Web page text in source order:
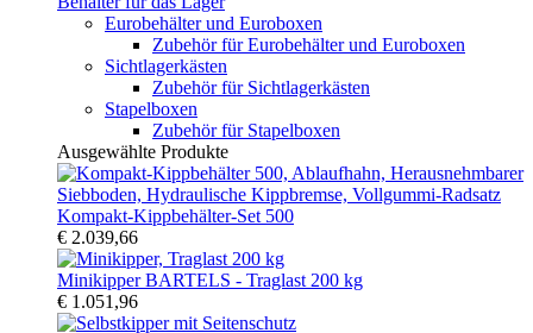
Eurobehälter und Euroboxen
Zubehör für Eurobehälter und Euroboxen
Sichtlagerkästen
Zubehör für Sichtlagerkästen
Stapelboxen
Zubehör für Stapelboxen
Ausgewählte Produkte
Kompakt-Kippbehälter-Set 500
€ 2.039,66
Minikipper BARTELS - Traglast 200 kg
€ 1.051,96